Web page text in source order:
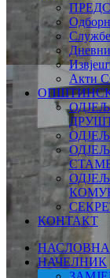
Акти
КОНТАКТ
НАСЛОВНА
НАЧЕЛНИК